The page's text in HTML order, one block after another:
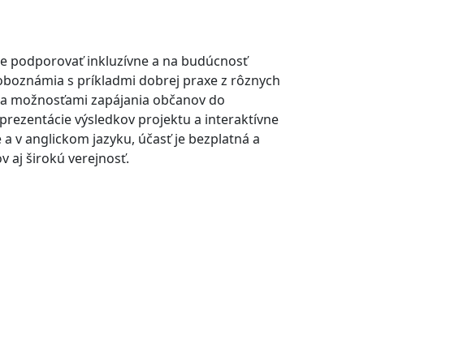
podporovať inkluzívne a na budúcnosť
s príkladmi dobrej praxe z rôznych
zapájania občanov do
výsledkov projektu a interaktívne
v anglickom jazyku, účasť je bezplatná a
aj širokú verejnosť.